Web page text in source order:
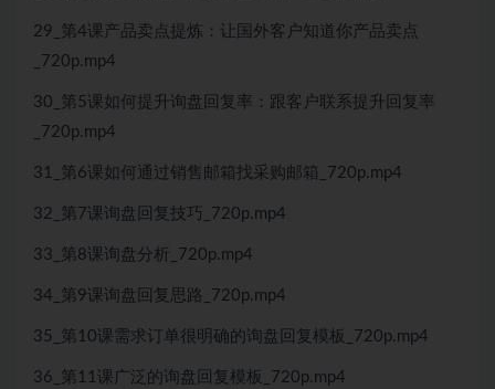
29_第4课产品卖点提炼：让国外客户知道你产品卖点
_720p.mp4
30_第5课如何提升询盘回复率：跟客户联系提升回复率
_720p.mp4
31_第6课如何通过销售邮箱找采购邮箱_720p.mp4
32_第7课询盘回复技巧_720p.mp4
33_第8课询盘分析_720p.mp4
34_第9课询盘回复思路_720p.mp4
35_第10课需求订单很明确的询盘回复模板_720p.mp4
36_第11课广泛的询盘回复模板_720p.mp4